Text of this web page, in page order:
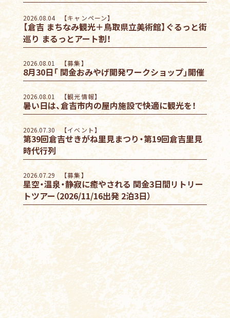
2026.08.04 【キャンペーン】
【倉吉 まちなみ観光＋鳥取県立美術館】ぐるっと街
巡り まるっとアート割！
2026.08.01 【募集】
8月30日「 関金おみやげ開発ワークショップ」開催
2026.08.01 【観光情報】
暑い日は、倉吉市内の屋内施設で快適に観光を！
2026.07.30 【イベント】
第39回倉吉せきがね里見まつり・第19回倉吉里見
時代行列
2026.07.29 【募集】
星空・温泉・静寂に癒やされる 関金3日間リトリー
トツアー（2026/11/16出発 2泊3日）